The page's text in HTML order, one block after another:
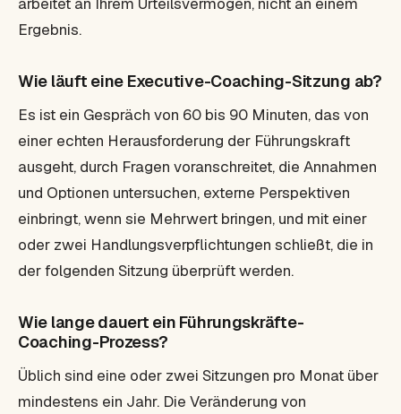
Ergebnis.
Wie läuft eine Executive-Coaching-Sitzung ab?
Es ist ein Gespräch von 60 bis 90 Minuten, das von
einer echten Herausforderung der Führungskraft
ausgeht, durch Fragen voranschreitet, die Annahmen
und Optionen untersuchen, externe Perspektiven
einbringt, wenn sie Mehrwert bringen, und mit einer
oder zwei Handlungsverpflichtungen schließt, die in
der folgenden Sitzung überprüft werden.
Wie lange dauert ein Führungskräfte-
Coaching-Prozess?
Üblich sind eine oder zwei Sitzungen pro Monat über
mindestens ein Jahr. Die Veränderung von